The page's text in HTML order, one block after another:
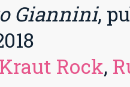
Giannini,
Rock,